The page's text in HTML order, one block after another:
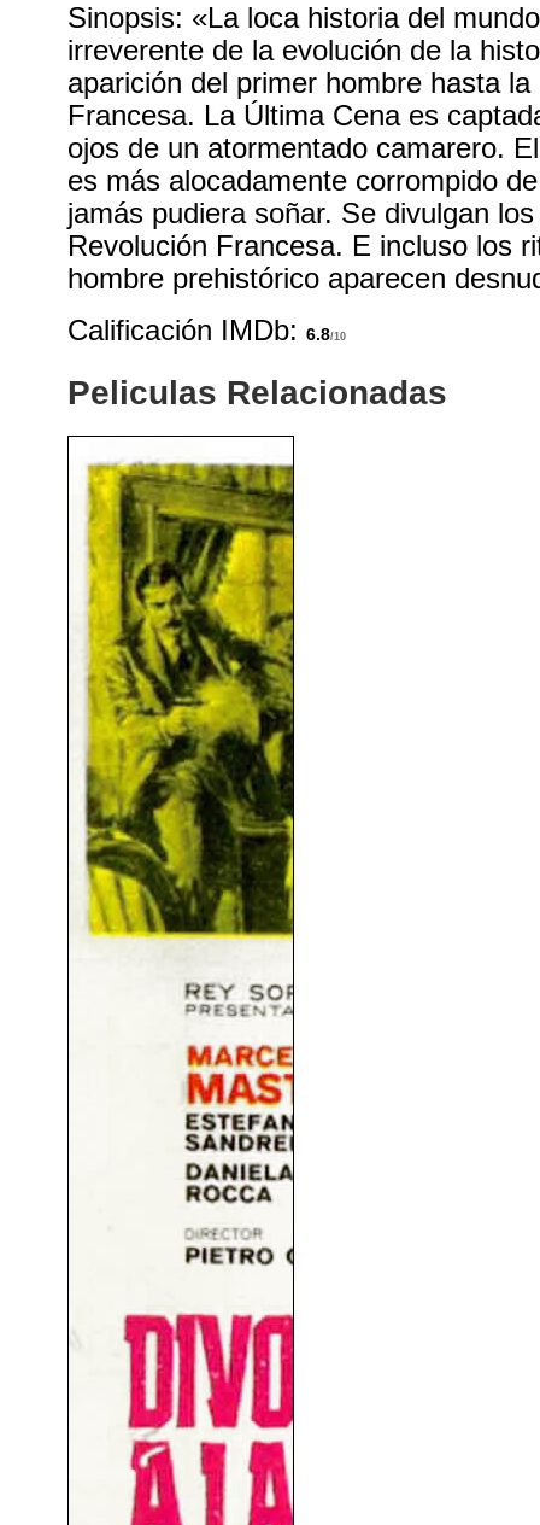
Sinopsis: «La loca historia del
irreverente de la evolución de la
aparición del primer hombre hasta la
Francesa. La Última Cena es
ojos de un atormentado camarero.
es más alocadamente corrompido
jamás pudiera soñar. Se divulgan
Revolución Francesa. E incluso los
hombre prehistórico aparecen
Calificación IMDb:6.8/10
Peliculas Relacionadas